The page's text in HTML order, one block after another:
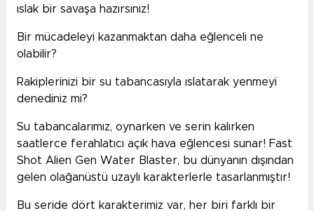
ıslak bir savaşa hazırsınız!
Bir mücadeleyi kazanmaktan daha eğlenceli ne
olabilir?
Rakiplerinizi bir su tabancasıyla ıslatarak yenmeyi
denediniz mi?
Su tabancalarımız, oynarken ve serin kalırken
saatlerce ferahlatıcı açık hava eğlencesi sunar! Fast
Shot Alien Gen Water Blaster, bu dünyanın dışından
gelen olağanüstü uzaylı karakterlerle tasarlanmıştır!
Bu seride dört karakterimiz var, her biri farklı bir